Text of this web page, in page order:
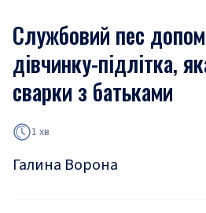
Службовий пес
дівчинку-підлітка,
сварки з батьками
1 хв
Галина Ворона